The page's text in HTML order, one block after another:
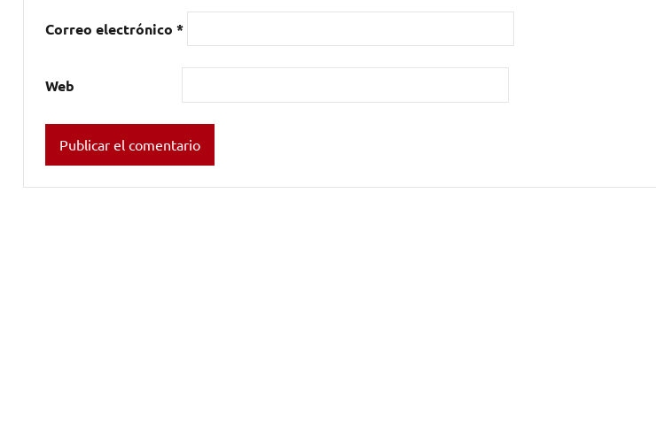
Correo electrónico *
Web